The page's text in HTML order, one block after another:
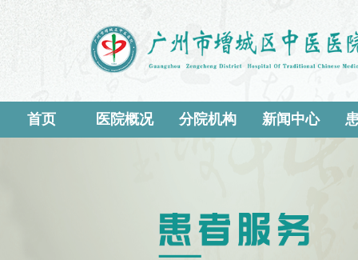
首页 医院概况 分院机构 新闻中心